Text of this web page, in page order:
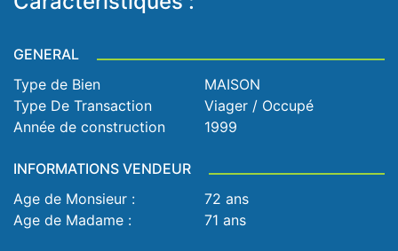
GENERAL
Type de Bien
MAISON
Type De Transaction
Viager / Occupé
Année de construction
1999
INFORMATIONS VENDEUR
Age de Monsieur :
72 ans
Age de Madame :
71 ans